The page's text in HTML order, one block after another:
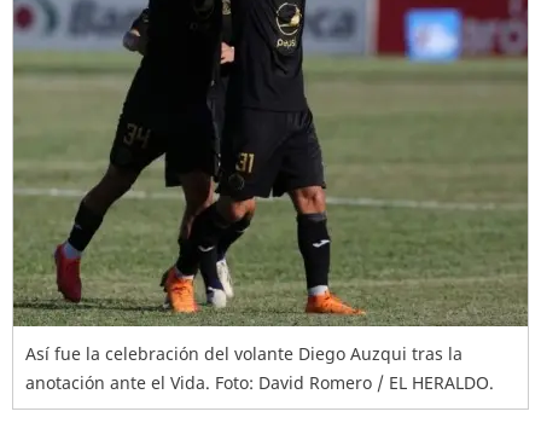
Así fue la celebración del volante Diego Auzqui tras la
anotación ante el Vida. Foto: David Romero / EL HERALDO.